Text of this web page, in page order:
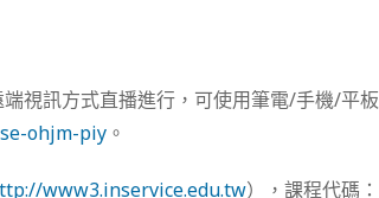
視訊方式直播進行，可使用筆電/手機/平板
ohjm-piy 。
www3.inservice.edu.tw），課程代碼：